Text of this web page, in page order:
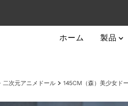
ホーム 製品
二次元アニメドール 145CM（森）美少女ド